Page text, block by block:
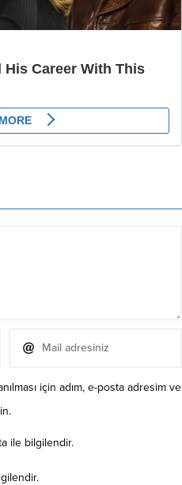
için adım, e-posta adresim ve
ile bilgilendir.